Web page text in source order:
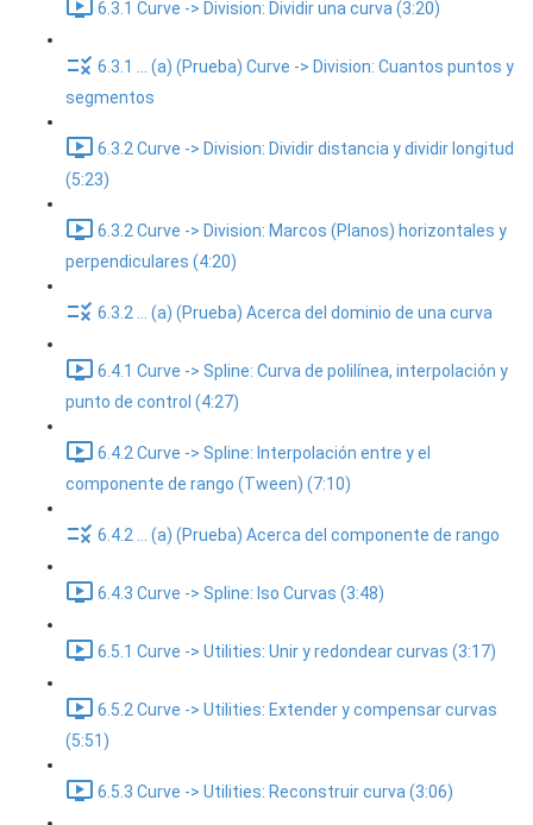
6.3.1 Curve -> Division: Dividir una curva (3:20)
6.3.1 ... (a) (Prueba) Curve -> Division: Cuantos puntos y
segmentos
6.3.2 Curve -> Division: Dividir distancia y dividir longitud
(5:23)
6.3.2 Curve -> Division: Marcos (Planos) horizontales y
perpendiculares (4:20)
6.3.2 ... (a) (Prueba) Acerca del dominio de una curva
6.4.1 Curve -> Spline: Curva de polilínea, interpolación y
punto de control (4:27)
6.4.2 Curve -> Spline: Interpolación entre y el
componente de rango (Tween) (7:10)
6.4.2 ... (a) (Prueba) Acerca del componente de rango
6.4.3 Curve -> Spline: Iso Curvas (3:48)
6.5.1 Curve -> Utilities: Unir y redondear curvas (3:17)
6.5.2 Curve -> Utilities: Extender y compensar curvas
(5:51)
6.5.3 Curve -> Utilities: Reconstruir curva (3:06)